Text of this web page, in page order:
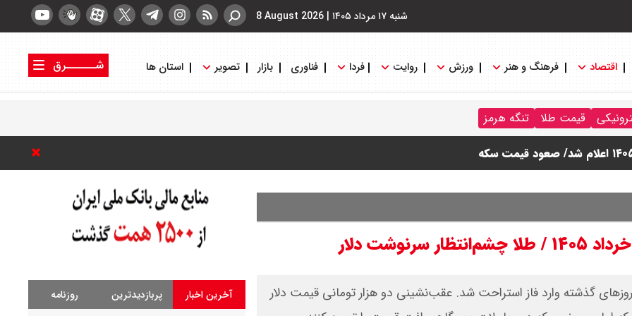
شنبه ۱۷ مرداد ۱۴۰۵ |
8 August 2026
اقتصاد فرهنگ و هنر ورزش روایت فردا فناوری بازار تصویر استان ها
شــــــرق
قیمت طلا تنگه هرمز
گذشته وارد فاز استراحت شد. عقب‌نشینی دو هزار تومانی قیمت دلار
آخرین اخبار پربازدیدترین روزنامه